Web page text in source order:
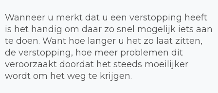
Wanneer u merkt dat u een verstopping heeft
is het handig om daar zo snel mogelijk iets aan
te doen. Want hoe langer u het zo laat zitten,
de verstopping, hoe meer problemen dit
veroorzaakt doordat het steeds moeilijker
wordt om het weg te krijgen.